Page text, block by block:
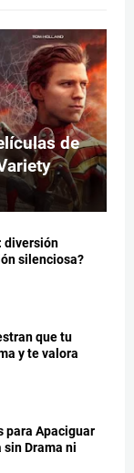
de
diversión
silenciosa?
que tu
y te valora
Apaciguar
sin Drama ni